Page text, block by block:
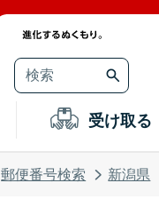
受け取る
郵便番号検索 新潟県